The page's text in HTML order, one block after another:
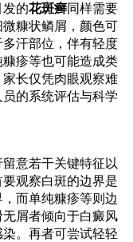
发的花斑癣同样需要
糠状鳞屑，颜色可
汗部位，伴有轻度
疹等也可能造成类
长仅凭肉眼观察难
的系统评估与科学
意若干关键特征以
观察白斑的边界是
而单纯糠疹等则边
屑者倾向于白癜风
。再者可尝试轻轻